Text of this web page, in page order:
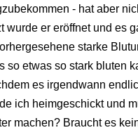
- hat aber
wurde er eröffnet und es
starke
so etwas so stark bluten
es irgendwann
ich heimgeschickt und
machen? Braucht es